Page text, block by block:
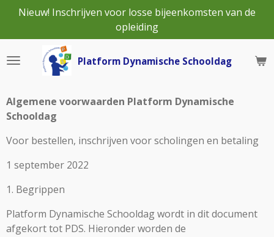
naar
de
hoofdinhoud
Platform Dynamische Schooldag
Nieuw! Inschrijven voor losse bijeenkomsten van de
opleiding
Algemene voorwaarden Platform Dynamische
Schooldag
Voor bestellen, inschrijven voor scholingen en betaling
1 september 2022
1. Begrippen
Platform Dynamische Schooldag wordt in dit document
afgekort tot PDS. Hieronder worden de